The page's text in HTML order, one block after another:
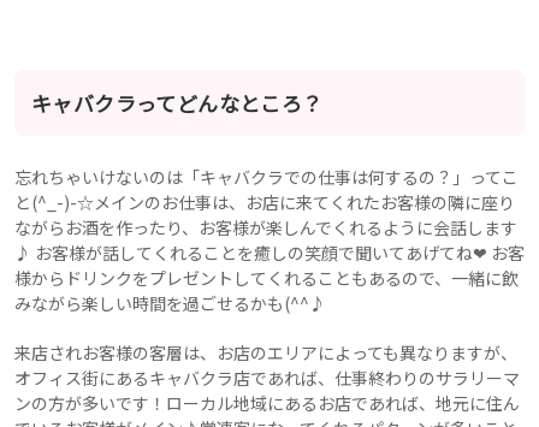
キャバクラってどんなところ？
忘れちゃいけないのは「キャバクラでの仕事は何するの？」ってこ
と(^_-)-☆メインのお仕事は、お店に来てくれたお客様の隣に座り
ながらお酒を作ったり、お客様が楽しんでくれるように会話します
♪ お客様が話してくれることを癒しの笑顔で聞いてあげてね❤ お客
様からドリンクをプレゼントしてくれることもあるので、一緒に飲
みながら楽しい時間を過ごせるかも(^^♪
来店されお客様の客層は、お店のエリアによっても異なりますが、
オフィス街にあるキャバクラ店であれば、仕事終わりのサラリーマ
ンの方が多いです！ローカル地域にあるお店であれば、地元に住ん